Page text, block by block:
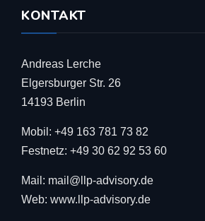
KONTAKT
Andreas Lerche
Elgersburger Str. 26
14193 Berlin
Mobil: +49 163 781 73 82
Festnetz: +49 30 62 92 53 60
Mail: mail@llp-advisory.de
Web: www.llp-advisory.de